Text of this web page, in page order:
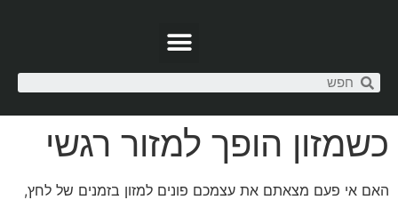
כשמזון הופך למזור רגשי
האם אי פעם מצאתם את עצמכם פונים למזון בזמנים של לחץ,